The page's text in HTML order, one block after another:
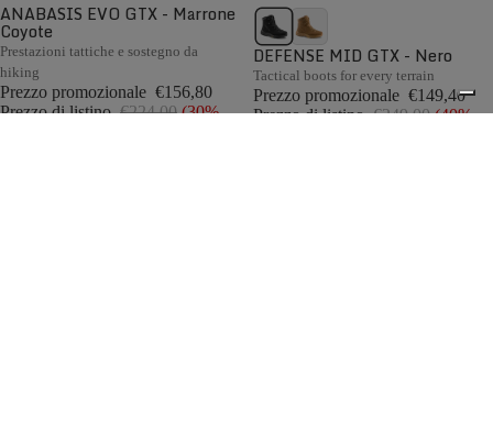
ANABASIS EVO GTX - Marrone
Coyote
Prestazioni tattiche e sostegno da
hiking
Prezzo promozionale €156,80
Prezzo di listino €224,00 (30%
DEFENSE MID GTX - Nero
Tactical boots for every terrain
Prezzo promozionale €149,40
Prezzo di listino €249,00 (40%